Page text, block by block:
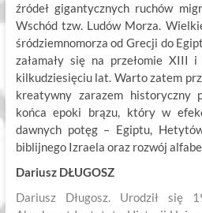
źródeł gigantycznych ruchów
Wschód tzw. Ludów Morza.
śródziemnomorza od Grecji do
załamały się na przełomie XIII
kilkudziesięciu lat. Warto zatem
kreatywny zarazem historyczny
końca epoki brązu, który w
dawnych potęg – Egiptu,
biblijnego Izraela oraz rozwój
Dariusz DŁUGOSZ
Dariusz Długosz. Urodził się